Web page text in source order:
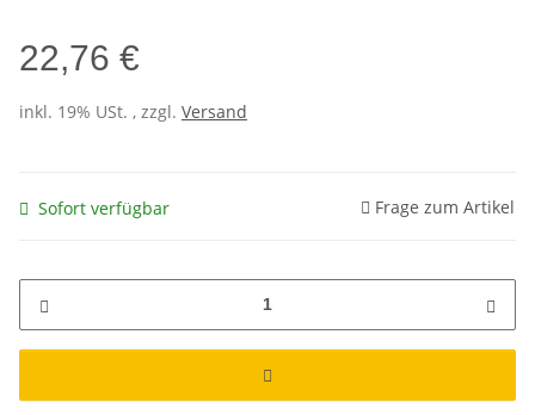
22,76 €
inkl. 19% USt. , zzgl. Versand
Sofort verfügbar Frage zum Artikel